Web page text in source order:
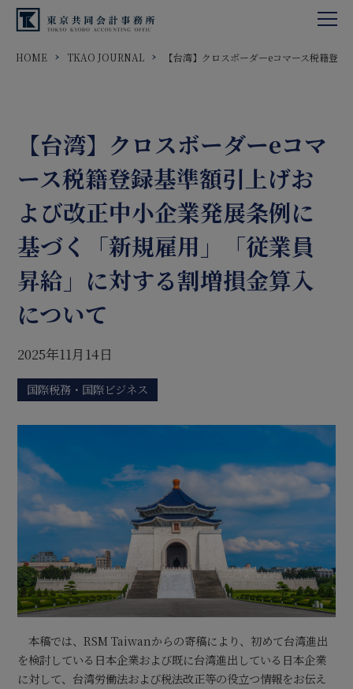
HOME TKAO JOURNAL 【台湾】クロスボーダーeコマース税籍登
【台湾】クロスボーダーeコマ
ース税籍登録基準額引上げお
よび改正中小企業発展条例に
基づく「新規雇用」「従業員
昇給」に対する割増損金算入
について
2025年11月14日
国際税務・国際ビジネス
本稿では、RSM Taiwanからの寄稿により、初めて台湾進出
を検討している日本企業および既に台湾進出している日本企業
に対して、台湾労働法および税法改正等の役立つ情報をお伝え